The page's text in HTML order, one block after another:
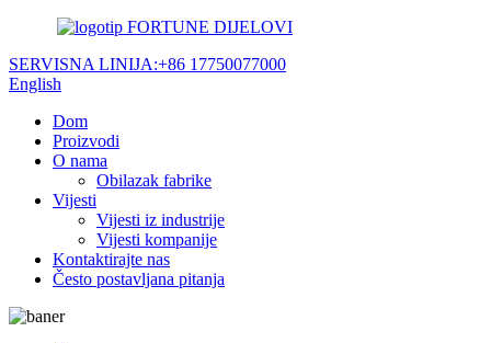
FORTUNE DIJELOVI
SERVISNA LINIJA:+86 17750077000
English
Dom
Proizvodi
O nama
Obilazak fabrike
Vijesti
Vijesti iz industrije
Vijesti kompanije
Kontaktirajte nas
Često postavljana pitanja